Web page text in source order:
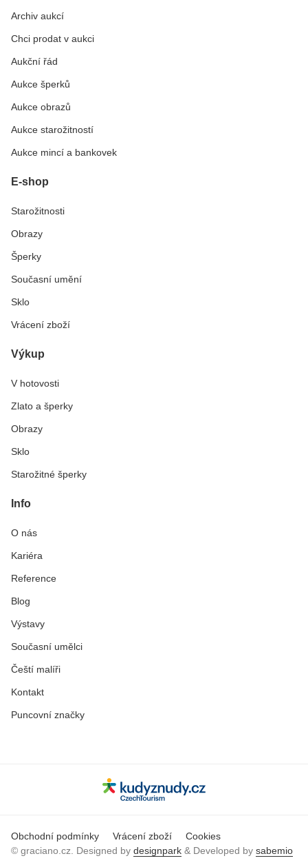
Archiv aukcí
Chci prodat v aukci
Aukční řád
Aukce šperků
Aukce obrazů
Aukce starožitností
Aukce mincí a bankovek
E-shop
Starožitnosti
Obrazy
Šperky
Současní umění
Sklo
Vrácení zboží
Výkup
V hotovosti
Zlato a šperky
Obrazy
Sklo
Starožitné šperky
Info
O nás
Kariéra
Reference
Blog
Výstavy
Současní umělci
Čeští malíři
Kontakt
Puncovní značky
Obchodní podmínky Vrácení zboží
Cookies
© graciano.cz. Designed by designpark & Developed by sabemio